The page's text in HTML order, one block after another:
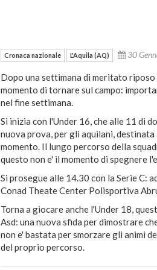
Cronaca nazionale L'Aquila (AQ) 30
Dopo una settimana di meritato
momento di tornare sul campo:
nel fine settimana.
Si inizia con l'Under 16, che alle 11 di
nuova prova, per gli aquilani,
momento. Il lungo percorso della
questo non e' il momento di spegnere
Si prosegue alle 14.30 con la Serie C:
Conad Theate Center Polisportiva
Torna a giocare anche l'Under 18,
Asd: una nuova sfida per dimostrare
non e' bastata per smorzare gli animi
del proprio percorso.